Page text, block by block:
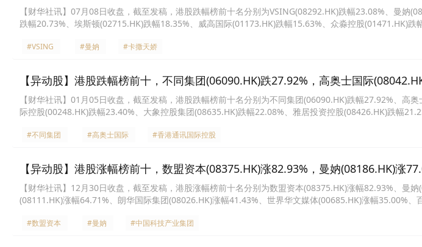
【财华社讯】07月08日收盘，截至发稿，港股跌幅榜前十名分别为VSING(08292.HK)跌幅23.08%、曼妠
跌幅20.73%、埃斯顿(02715.HK)跌幅18.35%、威高国际(01173.HK)跌幅15.63%、众淼控股(01471.HK)跌
#VSING #曼妠 #卡撒天娇
【异动股】港股跌幅榜前十，不同集团(06090.HK)跌27.92%，高奥士国际
【财华社讯】01月05日收盘，截至发稿，港股跌幅榜前十名分别为不同集团(06090.HK)跌幅27.92%、高
际控股(00248.HK)跌幅23.40%、大象控股集团(08635.HK)跌幅22.08%、雅居投资控股(08426.HK)跌幅
#不同集团 #高奥士国际 #香港通讯国际控股
【异动股】港股涨幅榜前十，数盟资本(08375.HK)涨82.93%，曼妠(08186.HK)涨
【财华社讯】12月30日收盘，截至发稿，港股涨幅榜前十名分别为数盟资本(08375.HK)涨幅82.93%、曼
(08111.HK)涨幅64.71%、朗华国际集团(08026.HK)涨幅41.43%、世界华文媒体(00685.HK)涨幅35.00%、
#数盟资本 #曼妠 #中国科技产业集团